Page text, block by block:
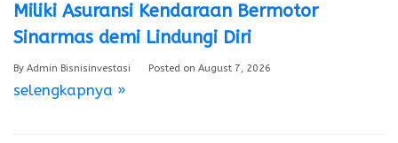
Miliki Asuransi Kendaraan Bermotor
Sinarmas demi Lindungi Diri
By Admin Bisnisinvestasi Posted on August 7, 2026
selengkapnya »